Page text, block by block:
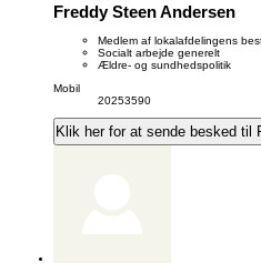
Freddy Steen Andersen
Medlem af lokalafdelingens
Socialt arbejde generelt
Ældre- og sundhedspolitik
Mobil
20253590
Klik her for at sende besked til